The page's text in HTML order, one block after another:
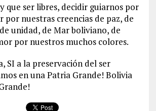
que ser libres, decidir guiarnos por
por nuestras creencias de paz, de
unidad, de Mar boliviano, de
por nuestros muchos colores.
SI a la preservación del ser
en una Patria Grande! Bolivia